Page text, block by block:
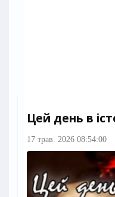
Цей день в
17 трав. 2026 08:54:00